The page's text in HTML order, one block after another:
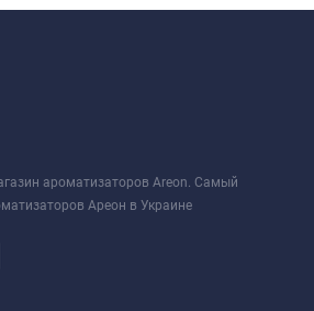
ароматизаторов Areon. Самый
Ареон в Украине